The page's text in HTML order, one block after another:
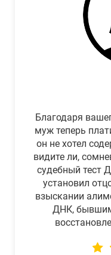
Благодаря
муж теперь
он не хотел
видите ли,
судебный тест
установил
взыскании
ДНК, бывшим